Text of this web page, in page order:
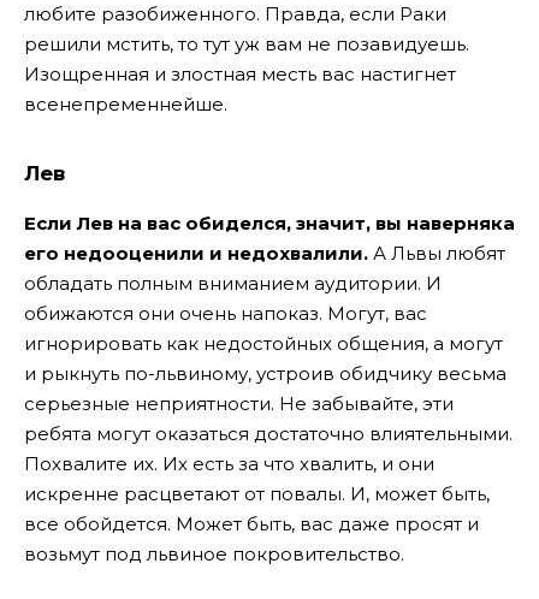
любите разобиженного. Правда, если Раки
решили мстить, то тут уж вам не позавидуешь.
Изощренная и злостная месть вас настигнет
всенепременнейше.
Лев
Если Лев на вас обиделся, значит, вы наверняка
его недооценили и недохвалили. А Львы любят
обладать полным вниманием аудитории. И
обижаются они очень напоказ. Могут, вас
игнорировать как недостойных общения, а могут
и рыкнуть по-львиному, устроив обидчику весьма
серьезные неприятности. Не забывайте, эти
ребята могут оказаться достаточно влиятельными.
Похвалите их. Их есть за что хвалить, и они
искренне расцветают от повалы. И, может быть,
все обойдется. Может быть, вас даже просят и
возьмут под львиное покровительство.